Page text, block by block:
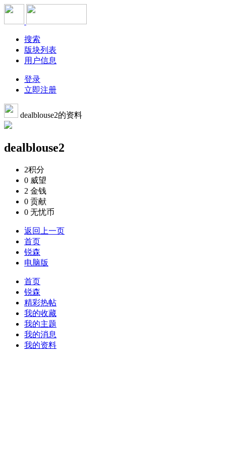
搜索
版块列表
用户信息
登录
立即注册
dealblouse2的资料
dealblouse2
2积分
0 威望
2 金钱
0 贡献
0 无忧币
返回上一页
首页
锐森
电脑版
首页
锐森
精彩热帖
我的收藏
我的主题
我的消息
我的资料